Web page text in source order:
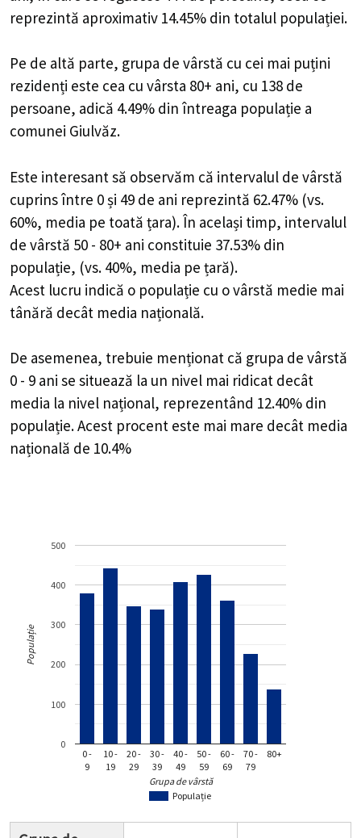
reprezintă aproximativ 14.45% din totalul populației.
Pe de altă parte, grupa de vârstă cu cei mai puțini
rezidenți este cea cu vârsta 80+ ani, cu 138 de
persoane, adică 4.49% din întreaga populație a
comunei Giulvăz.
Este interesant să observăm că intervalul de vârstă
cuprins între 0 și 49 de ani reprezintă 62.47% (vs.
60%, media pe toată țara). În același timp, intervalul
de vârstă 50 - 80+ ani constituie 37.53% din
populație, (vs. 40%, media pe țară).
Acest lucru indică o populație cu o vârstă medie mai
tânără decât media națională.
De asemenea, trebuie menționat că grupa de vârstă
0 - 9 ani se situează la un nivel mai ridicat decât
media la nivel național, reprezentând 12.40% din
populație. Acest procent este mai mare decât media
națională de 10.4%
Populație
0 -
9
10 -
19
20 -
29
30 -
39
40 -
49
50 -
59
60 -
69
70 -
79
80+
0
100
200
300
400
500
Grupa de vârstă
Populație